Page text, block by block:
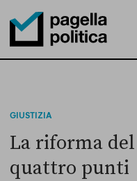
Pagella Politica Logo
GIUSTIZIA
La riforma
quattro punti